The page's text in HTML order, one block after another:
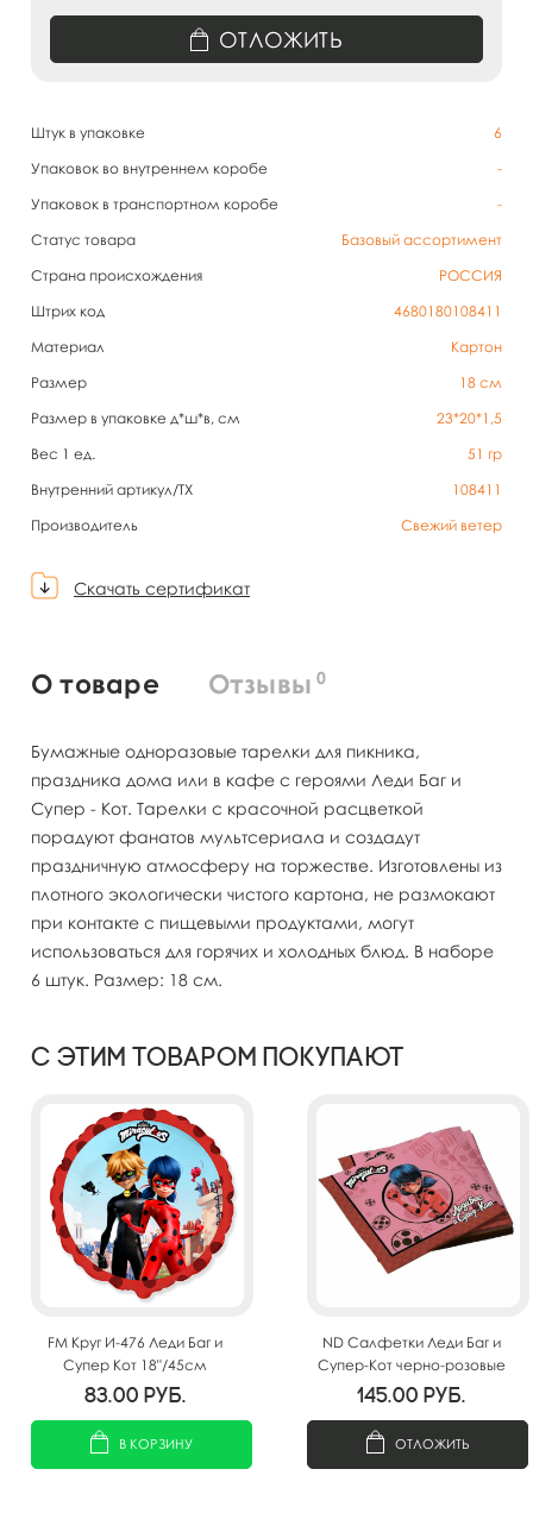
Штук в упаковке
6
Упаковок во внутреннем коробе
-
Упаковок в транспортном коробе
-
Статус товара
Базовый ассортимент
Страна происхождения
РОССИЯ
Штрих код
4680180108411
Материал
Картон
Размер
18 см
Размер в упаковке д*ш*в, см
23*20*1,5
Вес 1 ед.
51 гр
Внутренний артикул/TX
108411
Производитель
Свежий ветер
Скачать сертификат
ОТЛОЖИТЬ
О товаре Отзывы 0
Бумажные одноразовые тарелки для пикника,
праздника дома или в кафе с героями Леди Баг и
Супер - Кот. Тарелки с красочной расцветкой
порадуют фанатов мультсериала и создадут
праздничную атмосферу на торжестве. Изготовлены из
плотного экологически чистого картона, не размокают
при контакте с пищевыми продуктами, могут
использоваться для горячих и холодных блюд. В наборе
6 штук. Размер: 18 см.
С этим товаром покупают
FM Круг И-476 Леди Баг и
Супер Кот 18"/45см
83.00 руб.
В КОРЗИНУ
ND Салфетки Леди Баг и
Супер-Кот черно-розовые
33х33см 20шт
145.00 руб.
ОТЛОЖИТЬ